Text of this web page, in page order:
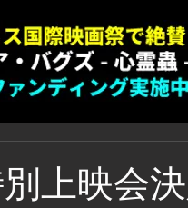
上映会